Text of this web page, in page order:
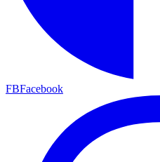
FBFacebook